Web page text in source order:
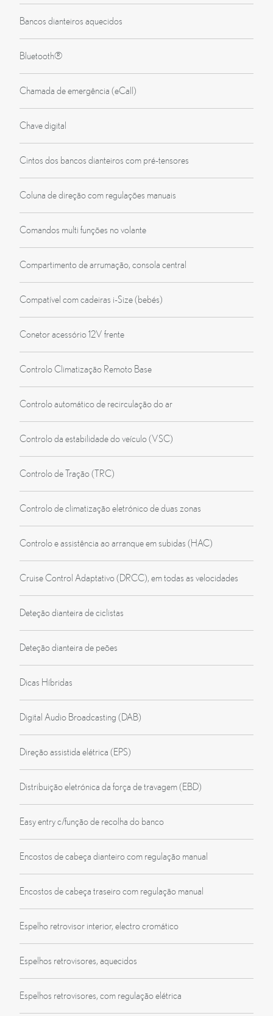
Bancos dianteiros aquecidos
Bluetooth®
Chamada de emergência (eCall)
Chave digital
Cintos dos bancos dianteiros com pré-tensores
Coluna de direção com regulações manuais
Comandos multi funções no volante
Compartimento de arrumação, consola central
Compatível com cadeiras i-Size (bebés)
Conetor acessório 12V frente
Controlo Climatização Remoto Base
Controlo automático de recirculação do ar
Controlo da estabilidade do veículo (VSC)
Controlo de Tração (TRC)
Controlo de climatização eletrónico de duas zonas
Controlo e assistência ao arranque em subidas (HAC)
Cruise Control Adaptativo (DRCC), em todas as velocidades
Deteção dianteira de ciclistas
Deteção dianteira de peões
Dicas Híbridas
Digital Audio Broadcasting (DAB)
Direção assistida elétrica (EPS)
Distribuição eletrónica da força de travagem (EBD)
Easy entry c/função de recolha do banco
Encostos de cabeça dianteiro com regulação manual
Encostos de cabeça traseiro com regulação manual
Espelho retrovisor interior, electro cromático
Espelhos retrovisores, aquecidos
Espelhos retrovisores, com regulação elétrica